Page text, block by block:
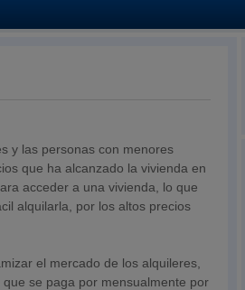
y las personas con menores
que ha alcanzado la vivienda en
acceder a una vivienda, lo que
alquilarla, por los altos precios
el mercado de los alquileres,
se paga por mensualmente por